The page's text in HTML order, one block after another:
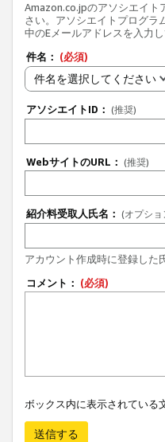
Amazon.co.jpのアソシエイト
さい。アソシエイトプログラ
中のEメールアドレスを入力し
件名： (必須)
件名を選択してください
アソシエイトID： (推奨)
WebサイトのURL： (推奨)
紹介料受取人氏名： (オプショ
アカウント作成時に登録した
コメント： (必須)
ボックス内に表示されている
送信する